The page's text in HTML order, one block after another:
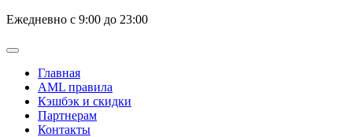
Ежедневно с 9:00 до 23:00
Главная
AML правила
Кэшбэк и cкидки
Партнерам
Контакты